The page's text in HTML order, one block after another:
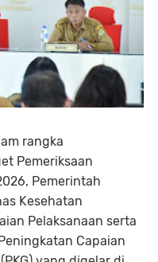
rangka
Pemeriksaan
Pemerintah
Kesehatan
Pelaksanaan serta
Capaian